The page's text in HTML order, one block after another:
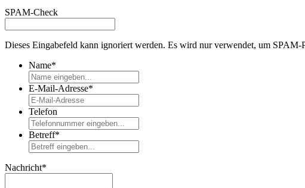
SPAM-Check
Dieses Eingabefeld kann ignoriert werden. Es wird nur verwendet, um
Name*
E-Mail-Adresse*
Telefon
Betreff*
Nachricht*